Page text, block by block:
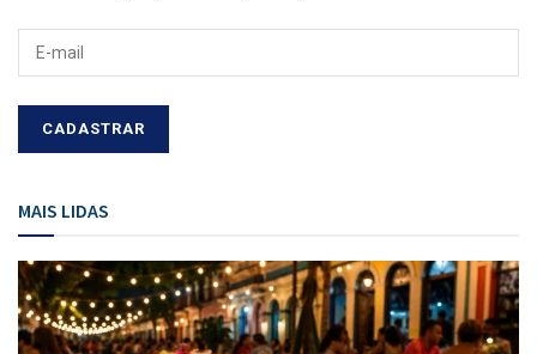
MAIS LIDAS